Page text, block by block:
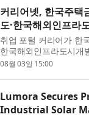
커리어넷, 한국주택
도·한국해외인프라
취업 포털 커리어가 한
한국해외인프라도시개
년도 신입직원 채용을
08월 03일 15:00
Lumora Secures
Industrial Solar